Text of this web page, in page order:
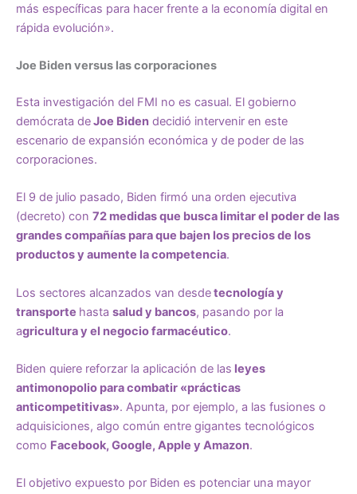
más específicas para hacer frente a la economía digital en
rápida evolución».
Joe Biden versus las corporaciones
Esta investigación del FMI no es casual. El gobierno
demócrata deJoe Biden decidió intervenir en este
escenario de expansión económica y de poder de las
corporaciones.
El 9 de julio pasado, Biden firmó una orden ejecutiva
(decreto) con 72 medidas que busca limitar el poder de las
grandes compañías para que bajen los precios de los
productos y aumente la competencia.
Los sectores alcanzados van desdetecnología y
transporte hasta salud y bancos, pasando por la
agricultura y el negocio farmacéutico.
Biden quiere reforzar la aplicación de las leyes
antimonopolio para combatir «prácticas
anticompetitivas». Apunta, por ejemplo, a las fusiones o
adquisiciones, algo común entre gigantes tecnológicos
como Facebook, Google, Apple y Amazon.
El objetivo expuesto por Biden es potenciar una mayor